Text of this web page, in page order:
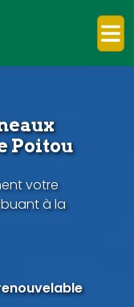
Poitou
votre
à la